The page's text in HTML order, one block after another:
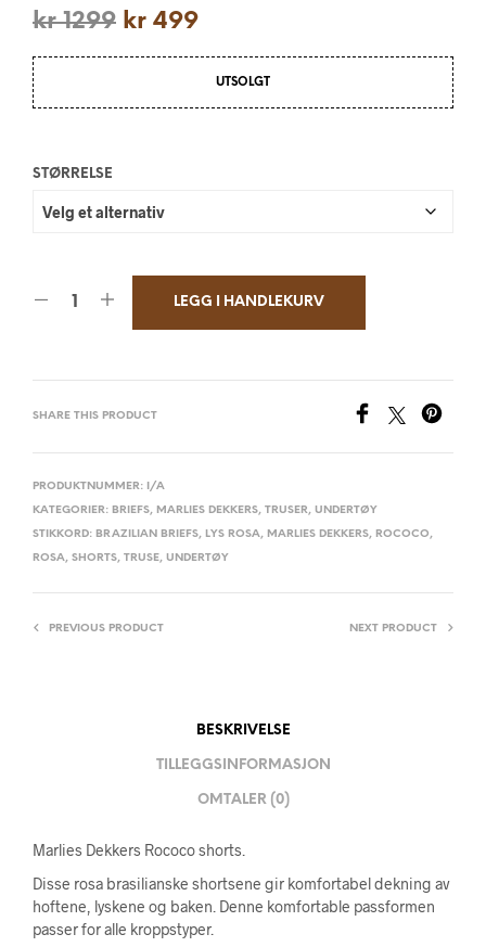
kr1299 kr 499
UTSOLGT
STØRRELSE
LEGG I HANDLEKURV
SHARE THIS PRODUCT
PRODUKTNUMMER: I/A
KATEGORIER: BRIEFS, MARLIES DEKKERS, TRUSER, UNDERTØY
STIKKORD: BRAZILIAN BRIEFS, LYS ROSA, MARLIES DEKKERS, ROCOCO,
ROSA, SHORTS, TRUSE, UNDERTØY
PREVIOUS PRODUCT NEXT PRODUCT
BESKRIVELSE
TILLEGGSINFORMASJON
OMTALER (0)
Marlies Dekkers Rococo shorts.
Disse rosa brasilianske shortsene gir komfortabel dekning av
hoftene, lyskene og baken. Denne komfortable passformen
passer for alle kroppstyper.